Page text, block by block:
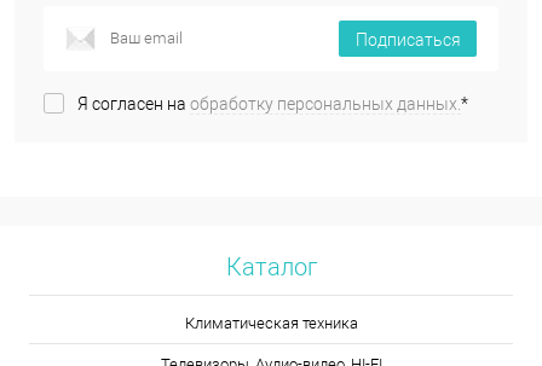
Подписаться
Я согласен на обработку персональных данных.*
Каталог
Климатическая техника